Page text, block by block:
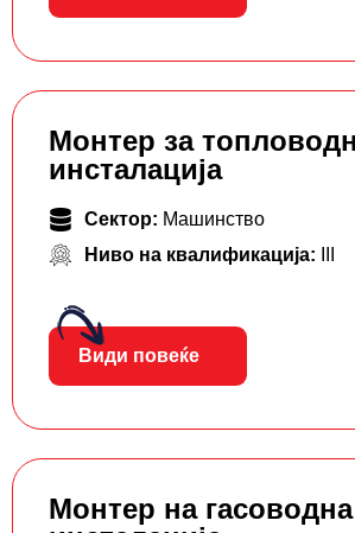
Монтер за
инсталација
Сектор: Машинство
Ниво на квалификација:
Види повеќе
Монтер на гасоводна